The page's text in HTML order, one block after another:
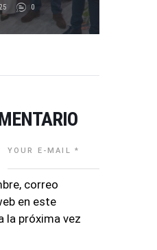
0
correo
en este
la próxima vez